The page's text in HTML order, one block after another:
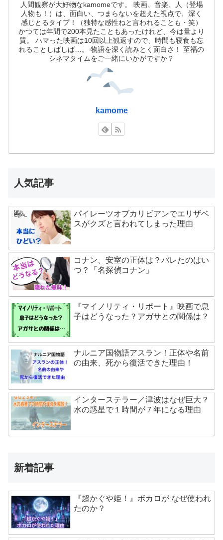
人間観察が大好物なkamomeです。 映画、音楽、人（登場
人物も！）は、面白い、つまらないを超えた視点で、深く
感じとるタイプ！（独特な感性ねと言われることも・笑）
かつては年間で200本見たこともあったけれど、今は量より
質。 ハマった映画は10回以上観返すので、時間も寝食も忘
れることしばしば…。 物語を深く読みとく面白さ！ 至福の
シネマタイムをご一緒にいかがですか？
kamome
人気記事
パイレーツオブカリビアンでエリザベ
スがクズと言われてしまった理由
コナン、安室の正体は？バレたのはい
つ？「名探偵コナン」
『マイノリティ・リポート』映画で息
子はどうなった？アガサとの関係は？
ナルニア国物語アスラン！正体や名前
の由来、死から復活できた理由！
インターステラー／津波はなぜ巨大？
水の惑星で１時間が７年になる理由
新着記事
『超かぐや姫！』ボカロが なぜ使われ
たのか？